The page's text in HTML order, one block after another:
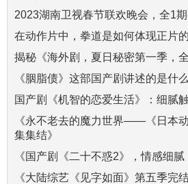
2023湖南卫视春节联欢晚会，全1
在动作片中，拳道是如何体现正片
揭秘《海外剧，夏日秘密第一季，
《胭脂债》这部国产剧讲述的是什
国产剧《机智的恋爱生活》：细腻
《永不老去的魔力世界——《日本
集集结》
《国产剧《二十不惑2》，情感细腻
《大陆综艺《见字如面》第五季完